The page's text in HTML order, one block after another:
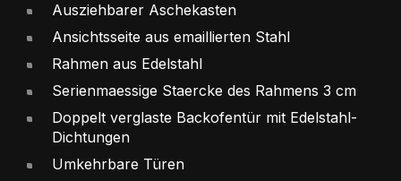
Ausziehbarer Aschekasten
Ansichtsseite aus emaillierten Stahl
Rahmen aus Edelstahl
Serienmaessige Staercke des Rahmens 3 cm
Doppelt verglaste Backofentür mit Edelstahl-
Dichtungen
Umkehrbare Türen